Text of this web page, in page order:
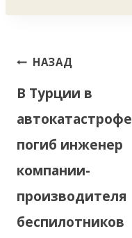
Навигация
записям
НАЗАД
В Турции в
автокатастрофе
погиб инженер
компании-
производителя
беспилотников